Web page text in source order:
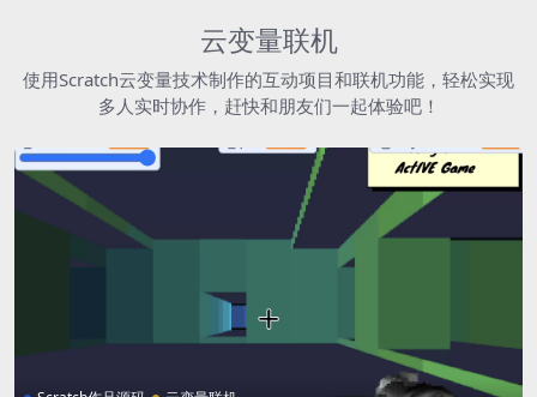
云变量联机
使用Scratch云变量技术制作的互动项目和联机功能，轻松实现
多人实时协作，赶快和朋友们一起体验吧！